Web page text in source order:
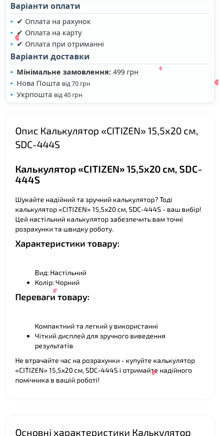
Варіанти оплати
✔ Оплата на рахунок
✔ Оплата на карту
✔ Оплата при отриманні
Варіанти доставки
Мінімальне замовлення: 499 грн
Нова Пошта від 70 грн
Укрпошта від 40 грн
Опис Калькулятор «CITIZEN» 15,5х20 см,
SDC-444S
Калькулятор «CITIZEN» 15,5х20 см, SDC-
444S
Шукайте надійний та зручний калькулятор? Тоді
калькулятор «CITIZEN» 15,5х20 см, SDC-444S - ваш вибір!
Цей настільний калькулятор забезпечить вам точні
розрахунки та швидку роботу.
Характеристики товару:
Вид: Настільний
Колір: Чорний
Переваги товару:
Компактний та легкий у використанні
Чіткий дисплей для зручного виведення
результатів
Не втрачайте час на розрахунки - купуйте калькулятор
«CITIZEN» 15,5х20 см, SDC-444S і отримайте надійного
помічника в вашій роботі!
Основні характеристики Калькулятор
❤